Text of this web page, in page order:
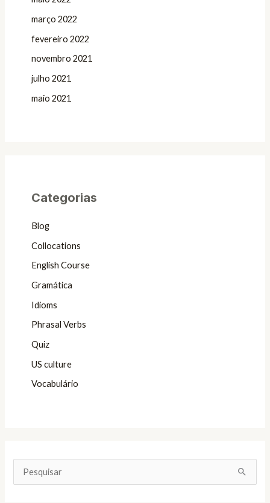
março 2022
fevereiro 2022
novembro 2021
julho 2021
maio 2021
Categorias
Blog
Collocations
English Course
Gramática
Idioms
Phrasal Verbs
Quiz
US culture
Vocabulário